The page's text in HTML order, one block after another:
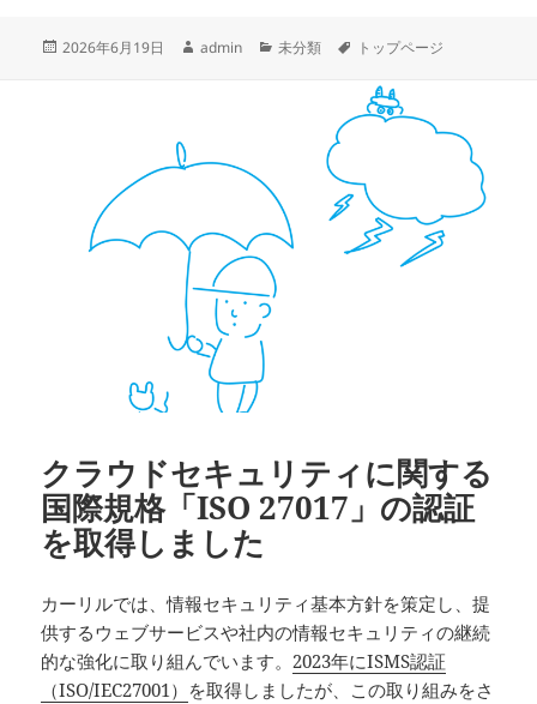
投
2026年6月19日
作
admin
カ
未分類
タ
トップページ
クラウドセキュリティに関する
国際規格「ISO 27017」の認証
を取得しました
カーリルでは、情報セキュリティ基本方針を策定し、提
供するウェブサービスや社内の情報セキュリティの継続
的な強化に取り組んでいます。 2023年にISMS認証
（ISO/IEC27001） を取得しましたが、この取り組みをさ